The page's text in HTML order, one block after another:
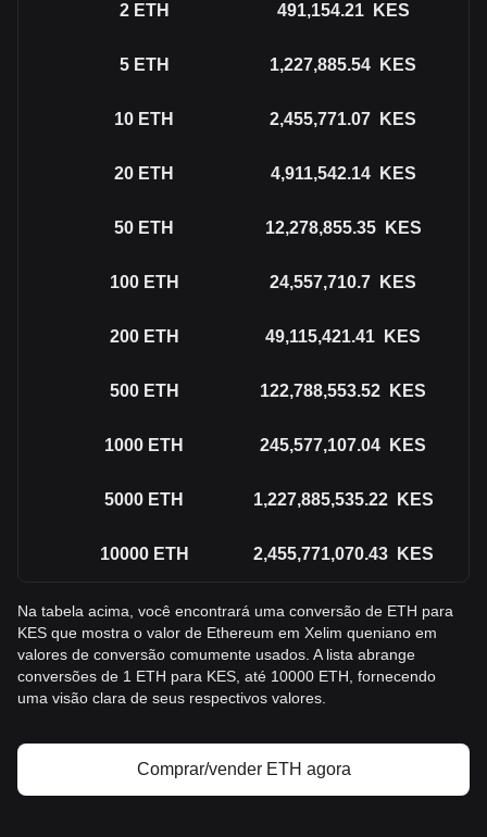
2 ETH 491,154.21 KES
5 ETH 1,227,885.54 KES
10 ETH 2,455,771.07 KES
20 ETH 4,911,542.14 KES
50 ETH 12,278,855.35 KES
100 ETH 24,557,710.7 KES
200 ETH 49,115,421.41 KES
500 ETH 122,788,553.52 KES
1000 ETH 245,577,107.04 KES
5000 ETH 1,227,885,535.22 KES
10000 ETH 2,455,771,070.43 KES
Na tabela acima, você encontrará uma conversão de ETH para
KES que mostra o valor de Ethereum em Xelim queniano em
valores de conversão comumente usados. A lista abrange
conversões de 1 ETH para KES, até 10000 ETH, fornecendo
uma visão clara de seus respectivos valores.
Comprar/vender ETH agora